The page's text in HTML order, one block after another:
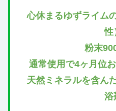
心休まるゆずライム
性
粉末
通常使用で4ヶ月位
天然ミネラルを含ん
浴